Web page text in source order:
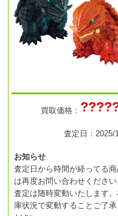
買取価格：
査定日：2025/
お知らせ
査定日から時間が経ってる商
は再度お問い合わせください
査定は随時変動いたします
庫状況で変動することご了承